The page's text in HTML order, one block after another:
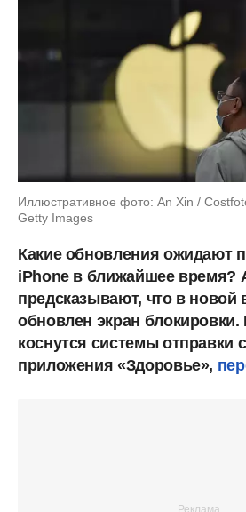
Иллюстративное фото: An Xin /
Getty Images
Какие обновления ожидают
iPhone в ближайшее время?
предсказывают, что в новой
обновлен экран
коснутся системы отправки
приложения «Здоровье»,